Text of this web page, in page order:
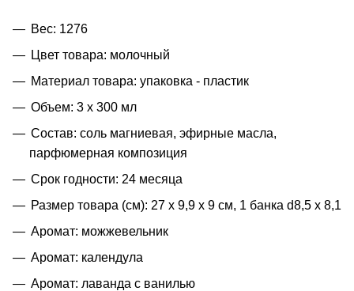
Вес: 1276
Цвет товара: молочный
Материал товара: упаковка - пластик
Объем: 3 х 300 мл
Состав: соль магниевая, эфирные масла,
парфюмерная композиция
Срок годности: 24 месяца
Размер товара (см): 27 х 9,9 х 9 см, 1 банка d8,5 х 8,1
Аромат: можжевельник
Аромат: календула
Аромат: лаванда с ванилью